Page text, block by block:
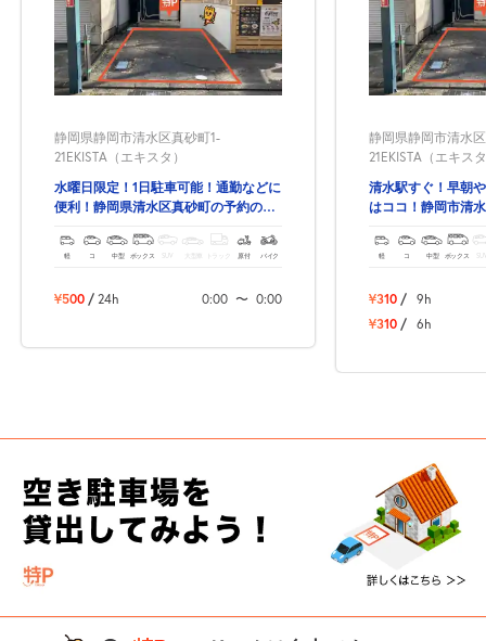
静岡県静岡市清水区真砂町1-
21EKISTA（エキスタ）
水曜日限定！1日駐車可能！通勤などに
便利！静岡県清水区真砂町の予約ので
軽 コ 中型 ボックス SUV 大型車 トラック 原付 バイク
¥500 / 24h 0:00 〜 0:00
静岡県静岡市清水
21EKISTA（エキス
清水駅すぐ！早朝
はココ！静岡市清
軽 コ 中型 ボックス
¥310 / 9h
¥310 / 6h